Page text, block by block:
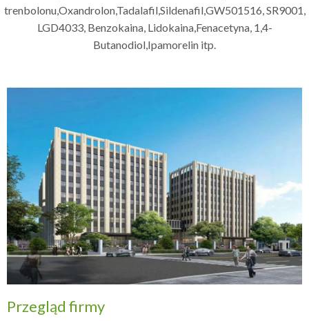
trenbolonu,Oxandrolon,Tadalafil,Sildenafil,GW501516, SR9001,
LGD4033, Benzokaina, Lidokaina,Fenacetyna, 1,4-
Butanodiol,Ipamorelin itp.
Przegląd firmy